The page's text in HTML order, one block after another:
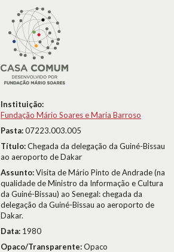
Instituição:
Fundação Mário Soares e Maria Barroso
Pasta:07223.003.005
Título:Chegada da delegação da Guiné-Bissau
ao aeroporto de Dakar
Assunto:Visita de Mário Pinto de Andrade (na
qualidade de Ministro da Informação e Cultura
da Guiné-Bissau) ao Senegal: chegada da
delegação da Guiné-Bissau ao aeroporto de
Dakar.
Data: 1980
Opaco/Transparente:Opaco